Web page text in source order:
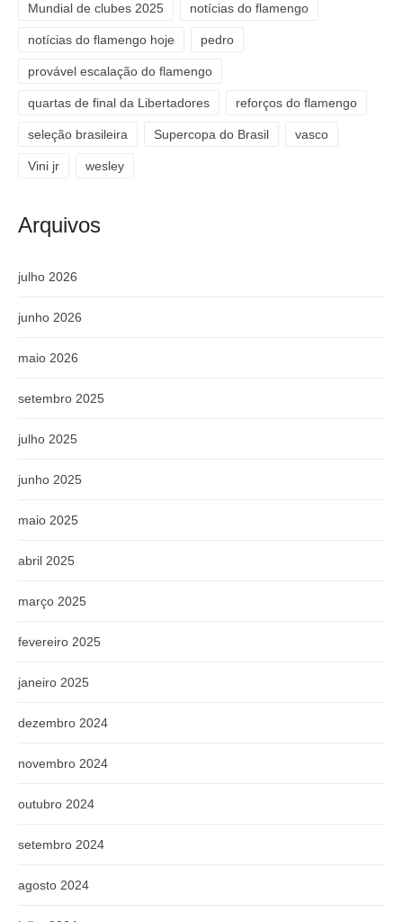
Mundial de clubes 2025 notícias do flamengo
notícias do flamengo hoje pedro
provável escalação do flamengo
quartas de final da Libertadores reforços do flamengo
seleção brasileira Supercopa do Brasil vasco
Vini jr wesley
Arquivos
julho 2026
junho 2026
maio 2026
setembro 2025
julho 2025
junho 2025
maio 2025
abril 2025
março 2025
fevereiro 2025
janeiro 2025
dezembro 2024
novembro 2024
outubro 2024
setembro 2024
agosto 2024